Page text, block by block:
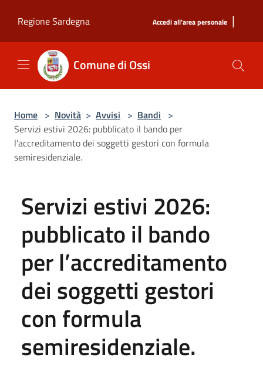
Regione Sardegna
Accedi all'area personale |
Comune di Ossi
Home > Novità > Avvisi > Bandi >
Servizi estivi 2026: pubblicato il bando per
l’accreditamento dei soggetti gestori con formula
semiresidenziale.
Servizi estivi 2026:
pubblicato il bando
per l’accreditamento
dei soggetti gestori
con formula
semiresidenziale.